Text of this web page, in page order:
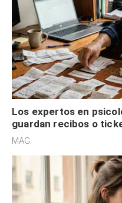
Los expertos en
guardan recibos o
son acumuladores,
MAG.